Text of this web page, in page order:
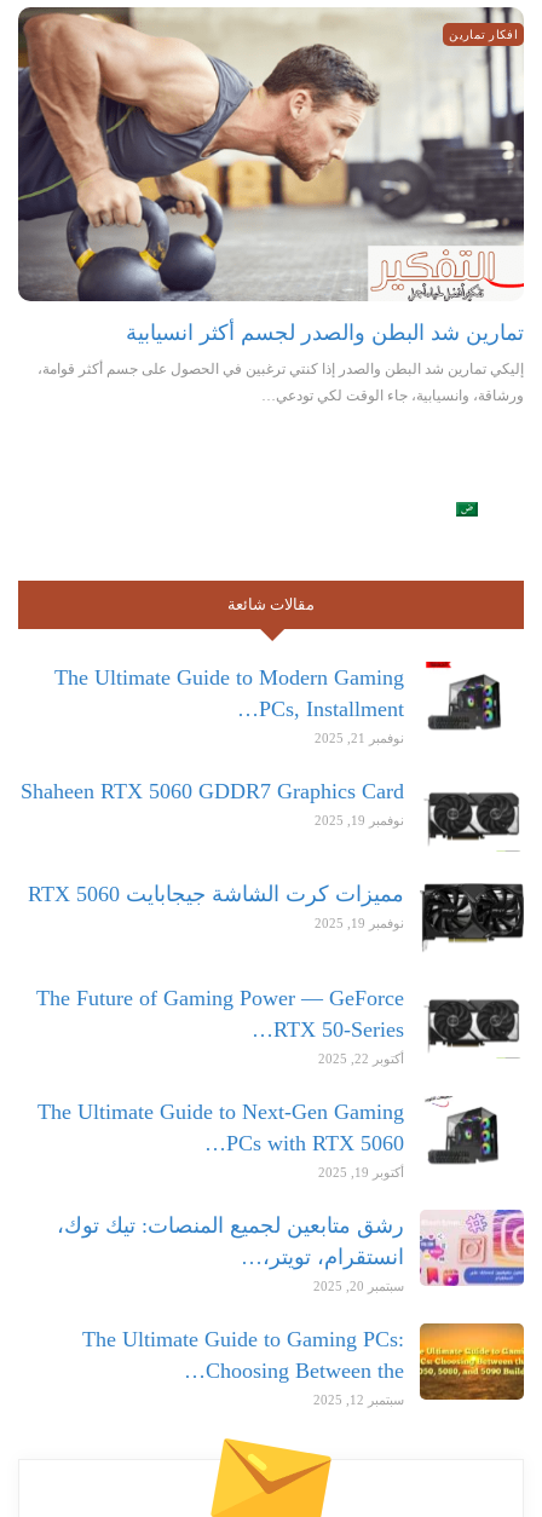
افكار تمارين
تمارين شد البطن والصدر لجسم أكثر انسيابية
إليكي تمارين شد البطن والصدر إذا كنتي ترغبين في الحصول على جسم أكثر قوامة،
ورشاقة، وانسيابية، جاء الوقت لكي تودعي…
مقالات شائعة
The Ultimate Guide to Modern Gaming
PCs, Installment…
نوفمبر 21, 2025
Shaheen RTX 5060 GDDR7 Graphics Card
نوفمبر 19, 2025
مميزات كرت الشاشة جيجابايت RTX 5060
نوفمبر 19, 2025
The Future of Gaming Power — GeForce
RTX 50-Series…
أكتوبر 22, 2025
The Ultimate Guide to Next-Gen Gaming
PCs with RTX 5060…
أكتوبر 19, 2025
رشق متابعين لجميع المنصات: تيك توك،
انستقرام، تويتر،…
سبتمبر 20, 2025
The Ultimate Guide to Gaming PCs:
Choosing Between the…
سبتمبر 12, 2025